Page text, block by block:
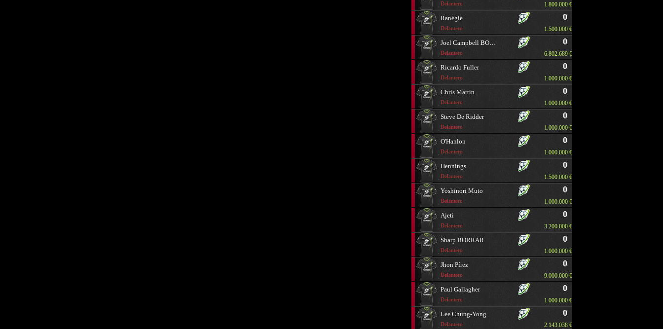
Delantero 1.800.000 €
Ranégie
Delantero
0
1.500.000 €
Joel Campbell BORRAR
Delantero
0
6.802.689 €
Ricardo Fuller
Delantero
0
1.000.000 €
Chris Martin
Delantero
0
1.000.000 €
Steve De Ridder
Delantero
0
1.000.000 €
O'Hanlon
Delantero
0
1.000.000 €
Hennings
Delantero
0
1.500.000 €
Yoshinori Muto
Delantero
0
1.000.000 €
Ajeti
Delantero
0
3.200.000 €
Sharp BORRAR
Delantero
0
1.000.000 €
Jhon Pírez
Delantero
0
9.000.000 €
Paul Gallagher
Delantero
0
1.000.000 €
Lee Chung-Yong
Delantero
0
2.143.038 €